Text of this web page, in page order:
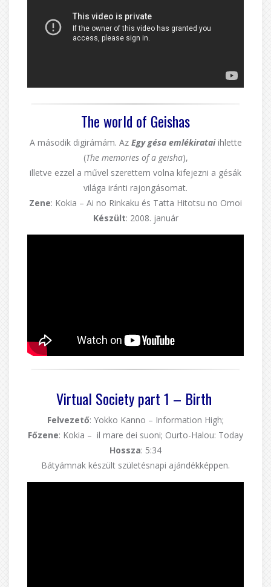
The world of Geishas
A második digirámám. Az Egy gésa emlékirataiihlette
(The memories of a geisha),
illetve ezzel a művel szerettem volna kifejezni a gésák
világa iránti rajongásomat.
Zene: Kokia – Ai no Rinkaku és Tatta Hitotsu no Omoi
Készült: 2008. január
Virtual Society part 1 – Birth
Felvezető: Yokko Kanno – Information High;
Főzene: Kokia – il mare dei suoni; Ourto-Halou: Today
Hossza: 5:34
Bátyámnak készült születésnapi ajándékképpen.